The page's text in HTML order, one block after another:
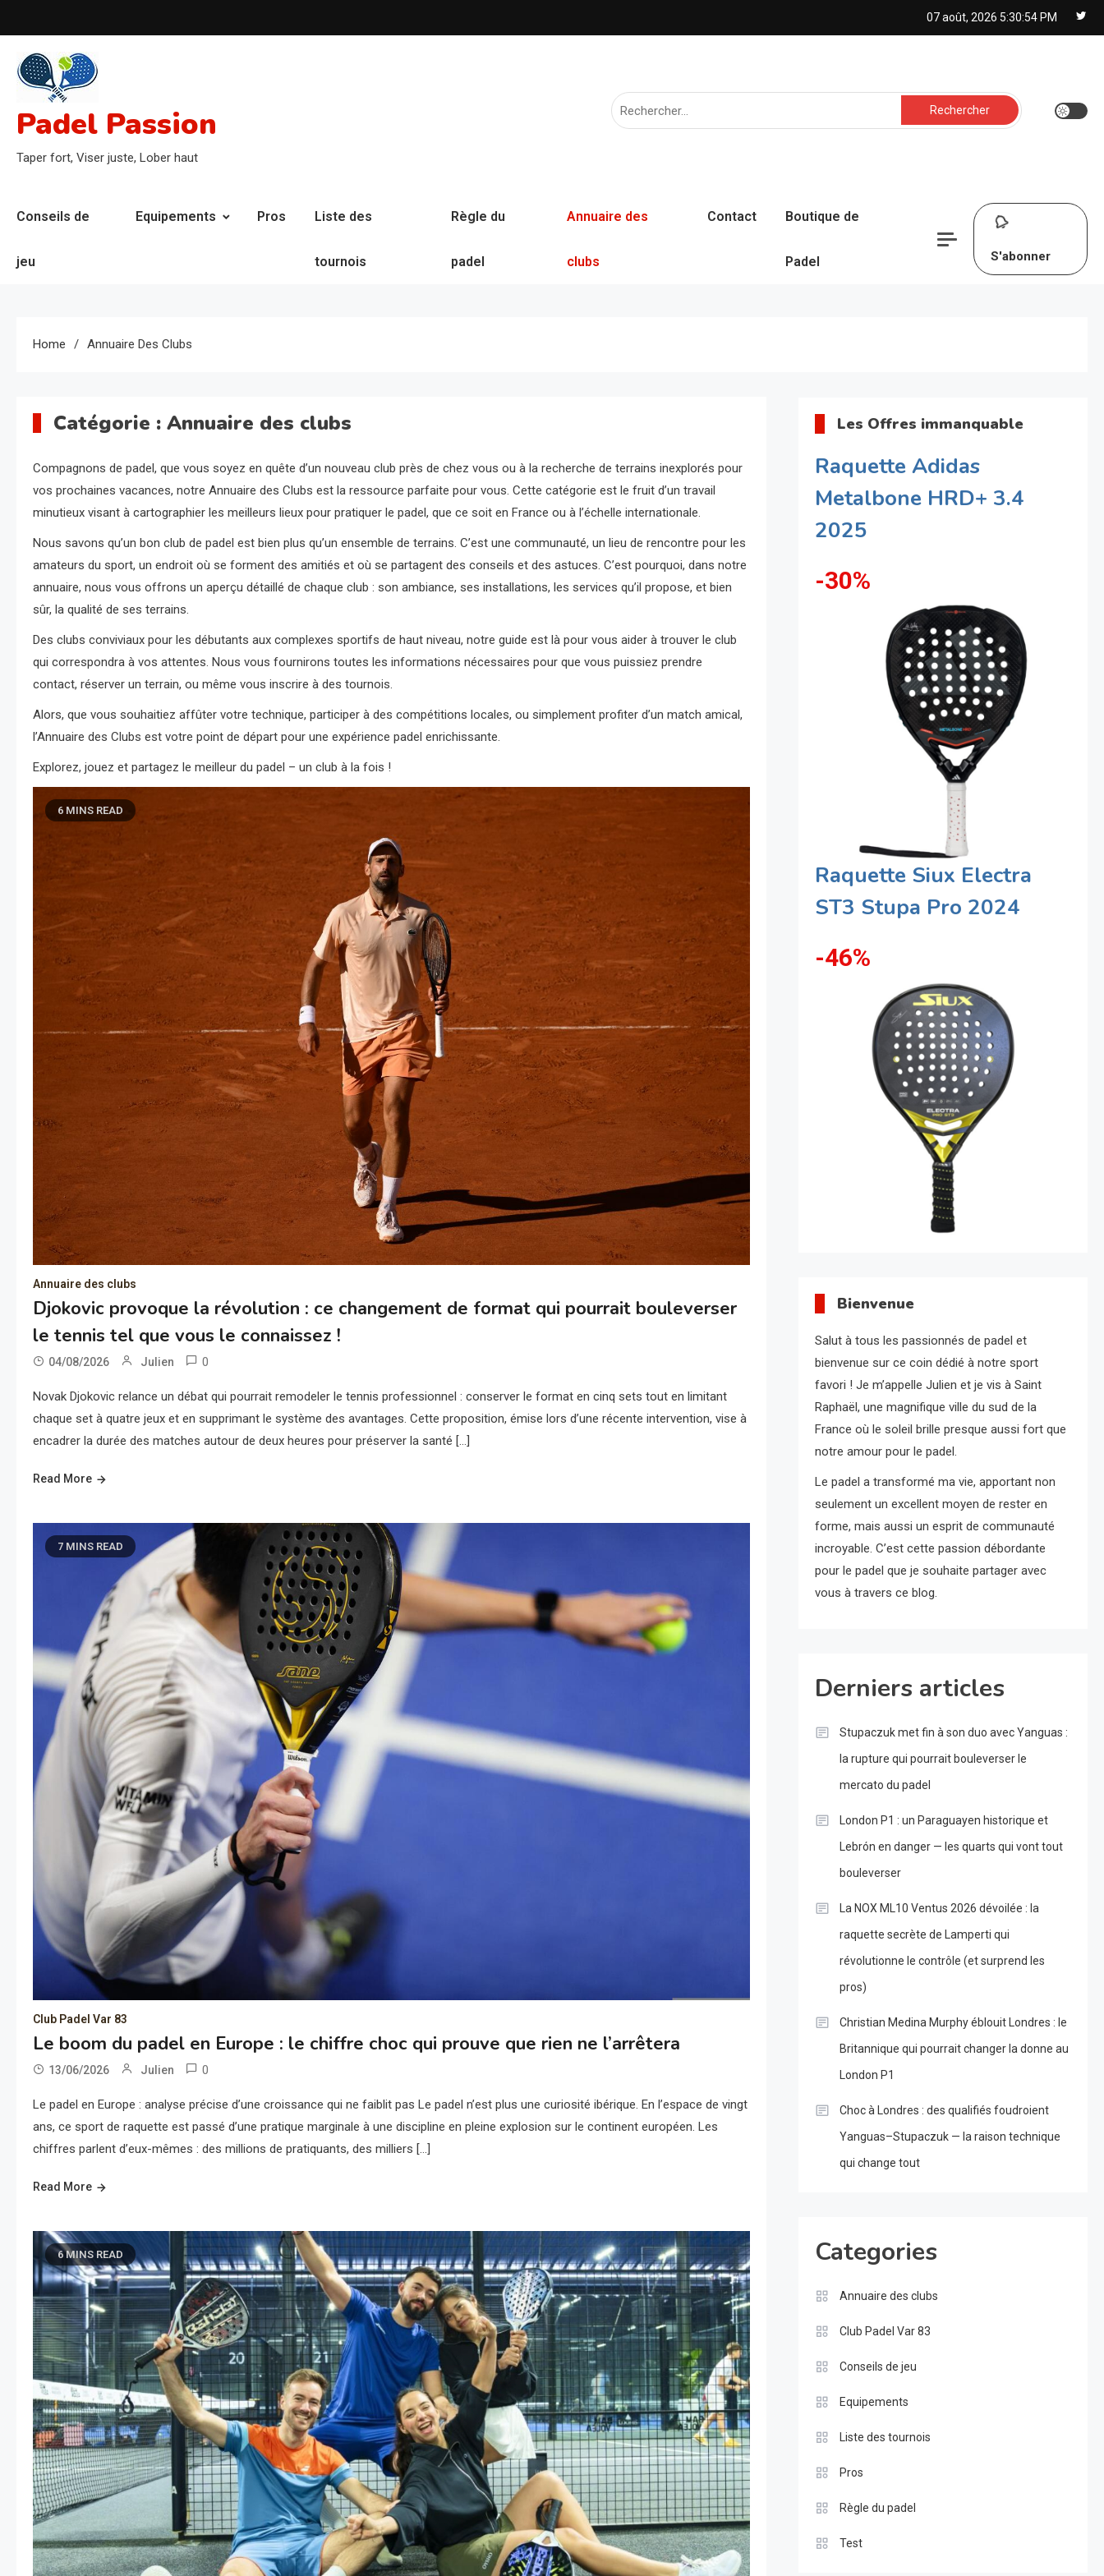
to
content
07 août, 2026 5:30:56 PM
Padel Passion
Taper fort, Viser juste, Lober haut
Rechercher :
Conseils de
jeu
Equipements Pros Liste des
tournois
Règle du
padel
Annuaire des
clubs
Contact Boutique de
Padel S'abonner
Home Annuaire Des Clubs
Catégorie : Annuaire des clubs
Compagnons de padel, que vous soyez en quête d’un nouveau club près de chez vous ou à la recherche de terrains inexplorés pour
vos prochaines vacances, notre Annuaire des Clubs est la ressource parfaite pour vous. Cette catégorie est le fruit d’un travail
minutieux visant à cartographier les meilleurs lieux pour pratiquer le padel, que ce soit en France ou à l’échelle internationale.
Nous savons qu’un bon club de padel est bien plus qu’un ensemble de terrains. C’est une communauté, un lieu de rencontre pour les
amateurs du sport, un endroit où se forment des amitiés et où se partagent des conseils et des astuces. C’est pourquoi, dans notre
annuaire, nous vous offrons un aperçu détaillé de chaque club : son ambiance, ses installations, les services qu’il propose, et bien
sûr, la qualité de ses terrains.
Des clubs conviviaux pour les débutants aux complexes sportifs de haut niveau, notre guide est là pour vous aider à trouver le club
qui correspondra à vos attentes. Nous vous fournirons toutes les informations nécessaires pour que vous puissiez prendre
contact, réserver un terrain, ou même vous inscrire à des tournois.
Alors, que vous souhaitiez affûter votre technique, participer à des compétitions locales, ou simplement profiter d’un match amical,
l’Annuaire des Clubs est votre point de départ pour une expérience padel enrichissante.
Explorez, jouez et partagez le meilleur du padel – un club à la fois !
6 MINS READ
Annuaire des clubs
Djokovic provoque la révolution : ce changement de format qui pourrait bouleverser
le tennis tel que vous le connaissez !
04/08/2026 Julien 0
Novak Djokovic relance un débat qui pourrait remodeler le tennis professionnel : conserver le format en cinq sets tout en limitant
chaque set à quatre jeux et en supprimant le système des avantages. Cette proposition, émise lors d’une récente intervention, vise à
encadrer la durée des matches autour de deux heures pour préserver la santé […]
Read More
7 MINS READ
Club Padel Var 83
Le boom du padel en Europe : le chiffre choc qui prouve que rien ne l’arrêtera
13/06/2026 Julien 0
Le padel en Europe : analyse précise d’une croissance qui ne faiblit pas Le padel n’est plus une curiosité ibérique. En l’espace de vingt
ans, ce sport de raquette est passé d’une pratique marginale à une discipline en pleine explosion sur le continent européen. Les
chiffres parlent d’eux-mêmes : des millions de pratiquants, des milliers […]
Read More
6 MINS READ
Les Offres immanquable
Raquette Adidas
Metalbone HRD+ 3.4
2025
-30%
Raquette Siux Electra
ST3 Stupa Pro 2024
-46%
Bienvenue
Salut à tous les passionnés de padel et
bienvenue sur ce coin dédié à notre sport
favori ! Je m’appelle Julien et je vis à Saint
Raphaël, une magnifique ville du sud de la
France où le soleil brille presque aussi fort que
notre amour pour le padel.
Le padel a transformé ma vie, apportant non
seulement un excellent moyen de rester en
forme, mais aussi un esprit de communauté
incroyable. C’est cette passion débordante
pour le padel que je souhaite partager avec
vous à travers ce blog.
Derniers articles
Stupaczuk met fin à son duo avec Yanguas :
la rupture qui pourrait bouleverser le
mercato du padel
London P1 : un Paraguayen historique et
Lebrón en danger — les quarts qui vont tout
bouleverser
La NOX ML10 Ventus 2026 dévoilée : la
raquette secrète de Lamperti qui
révolutionne le contrôle (et surprend les
pros)
Christian Medina Murphy éblouit Londres : le
Britannique qui pourrait changer la donne au
London P1
Choc à Londres : des qualifiés foudroient
Yanguas–Stupaczuk — la raison technique
qui change tout
Categories
Annuaire des clubs
Club Padel Var 83
Conseils de jeu
Equipements
Liste des tournois
Pros
Règle du padel
Test